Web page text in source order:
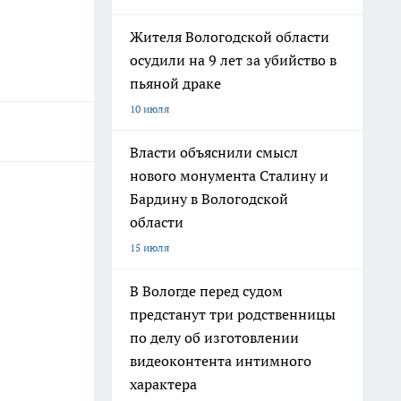
Жителя Вологодской области
осудили на 9 лет за убийство в
пьяной драке
10 июля
Власти объяснили смысл
нового монумента Сталину и
Бардину в Вологодской
области
15 июля
В Вологде перед судом
предстанут три родственницы
по делу об изготовлении
видеоконтента интимного
характера